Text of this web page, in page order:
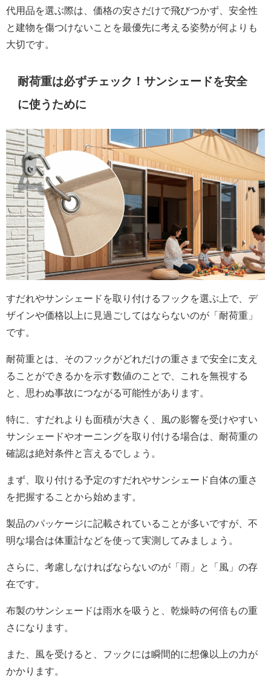
代用品を選ぶ際は、価格の安さだけで飛びつかず、安全性
と建物を傷つけないことを最優先に考える姿勢が何よりも
大切です。
耐荷重は必ずチェック！サンシェードを安全
に使うために
すだれやサンシェードを取り付けるフックを選ぶ上で、デ
ザインや価格以上に見過ごしてはならないのが「耐荷重」
です。
耐荷重とは、そのフックがどれだけの重さまで安全に支え
ることができるかを示す数値のことで、これを無視する
と、思わぬ事故につながる可能性があります。
特に、すだれよりも面積が大きく、風の影響を受けやすい
サンシェードやオーニングを取り付ける場合は、耐荷重の
確認は絶対条件と言えるでしょう。
まず、取り付ける予定のすだれやサンシェード自体の重さ
を把握することから始めます。
製品のパッケージに記載されていることが多いですが、不
明な場合は体重計などを使って実測してみましょう。
さらに、考慮しなければならないのが「雨」と「風」の存
在です。
布製のサンシェードは雨水を吸うと、乾燥時の何倍もの重
さになります。
また、風を受けると、フックには瞬間的に想像以上の力が
かかります。